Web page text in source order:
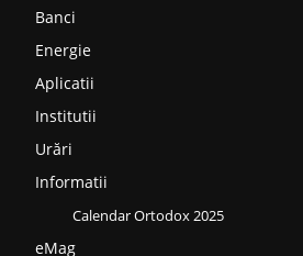
Banci
Energie
Aplicatii
Institutii
Urări
Informatii
Calendar Ortodox 2025
eMag